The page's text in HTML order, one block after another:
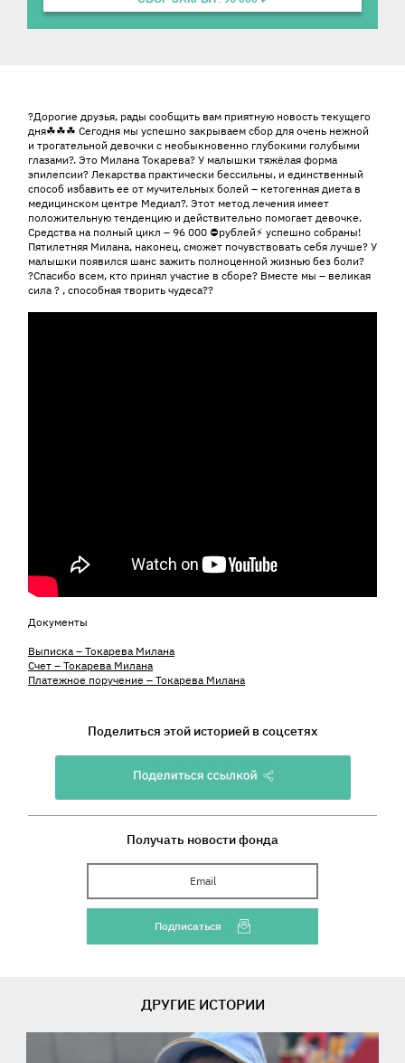
?Дорогие друзья, рады сообщить вам приятную новость текущего
дня☘☘☘ Сегодня мы успешно закрываем сбор для очень нежной
и трогательной девочки с необыкновенно глубокими голубыми
глазами?. Это Милана Токарева? У малышки тяжёлая форма
эпилепсии? Лекарства практически бессильны, и единственный
способ избавить ее от мучительных болей – кетогенная диета в
медицинском центре Медиал?. Этот метод лечения имеет
положительную тенденцию и действительно помогает девочке.
Средства на полный цикл – 96 000 ⛔рублей⚡ успешно собраны!
Пятилетняя Милана, наконец, сможет почувствовать себя лучше? У
малышки появился шанс зажить полноценной жизнью без боли?
?Спасибо всем, кто принял участие в сборе? Вместе мы – великая
сила ? , способная творить чудеса??
Документы
Выписка – Токарева Милана
Счет – Токарева Милана
Платежное поручение – Токарева Милана
Поделиться этой историей в соцсетях
Получать новости фонда
Ваш Email
Подписаться
ДРУГИЕ ИСТОРИИ